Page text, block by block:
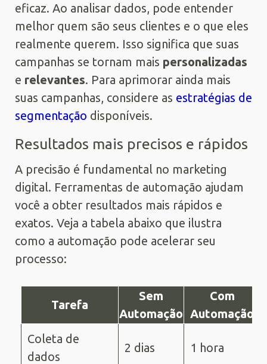
eficaz. Ao analisar dados, pode entender
melhor quem são seus clientes e o que eles
realmente querem. Isso significa que suas
campanhas se tornam mais personalizadas
e relevantes. Para aprimorar ainda mais
suas campanhas, considere as estratégias de
segmentação disponíveis.
Resultados mais precisos e rápidos
A precisão é fundamental no marketing
digital. Ferramentas de automação ajudam
você a obter resultados mais rápidos e
exatos. Veja a tabela abaixo que ilustra
como a automação pode acelerar seu
processo:
Tarefa
Sem
Automação
Com
Automação
Coleta de
dados
2 dias 1 hora